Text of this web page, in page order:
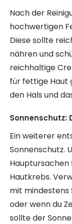
Nach der
hochwertigen
Diese sollte
nähren und
reichhaltige
für fettige Haut
den Hals und
Sonnenschutz:
Ein weiterer
Sonnenschutz.
Hautkrebs.
mit mindestens
oder wenn du
sollte der